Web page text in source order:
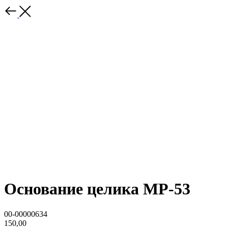
Основание целика МР-53
00-00000634
150,00